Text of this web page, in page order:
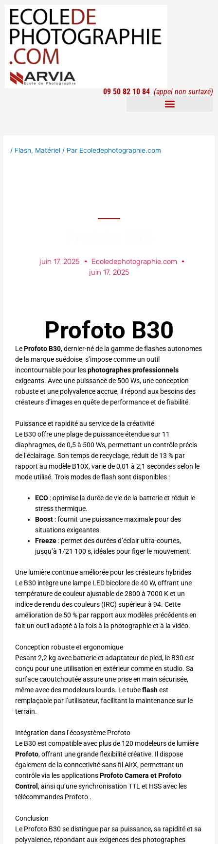
contenu
09 50 82 10 84 (appel non surtaxé)
/ Flash, Matériel / Par Ecoledephotographie.com
juin 17, 2025
Ecoledephotographie.com
juin 17, 2025
Profoto B30
LeProfoto B30, dernier-né de la gamme de flashes autonomes
de la marque suédoise, s’impose comme un outil
incontournable pour lesphotographes professionnels
exigeants. Avec une puissance de 500 Ws, une conception
robuste et une polyvalence accrue, il répond aux besoins des
créateurs d’images en quête de performance et de fiabilité.
Puissance et rapidité au service de la créativité
Le B30 offre une plage de puissance étendue sur 11
diaphragmes, de 0,5 à 500 Ws, permettant un contrôle précis
de l’éclairage. Son temps de recyclage, réduit de 13 % par
rapport au modèle B10X, varie de 0,01 à 2,1 secondes selon le
mode utilisé. Trois modes de flash sont disponibles :
ECO : optimise la durée de vie de la batterie et réduit le
stress thermique.
Boost : fournit une puissance maximale pour des
situations exigeantes.
Freeze : permet des durées d’éclair ultra-courtes,
jusqu’à 1/21 100 s, idéales pour figer le mouvement.
Une lumière continue améliorée pour les créateurs hybrides
Le B30 intègre une lampe LED bicolore de 40 W, offrant une
température de couleur ajustable de 2800 à 7000 K et un
indice de rendu des couleurs (IRC) supérieur à 94. Cette
amélioration de 50 % par rapport aux modèles précédents en
fait un outil adapté à la fois à la photographie et à la vidéo.
Conception robuste et ergonomique
Pesant 2,2 kg avec batterie et adaptateur de pied, le B30 est
conçu pour une utilisation en extérieur comme en studio. Sa
surface caoutchoutée assure une prise en main sécurisée,
même avec des modeleurs lourds. Le tubeflashest
remplaçable par l’utilisateur, facilitant la maintenance sur le
terrain.
Intégration dans l’écosystème Profoto
Le B30 est compatible avec plus de 120 modeleurs de lumière
Profoto, offrant une grande flexibilité créative. Il dispose
également de la connectivité sans fil AirX, permettant un
contrôle via les applicationsProfoto Camera et Profoto
Control, ainsi qu’une synchronisation TTL et HSS avec les
télécommandes Profoto .
Conclusion
Le Profoto B30 se distingue par sa puissance, sa rapidité et sa
polyvalence, répondant aux exigences des photographes